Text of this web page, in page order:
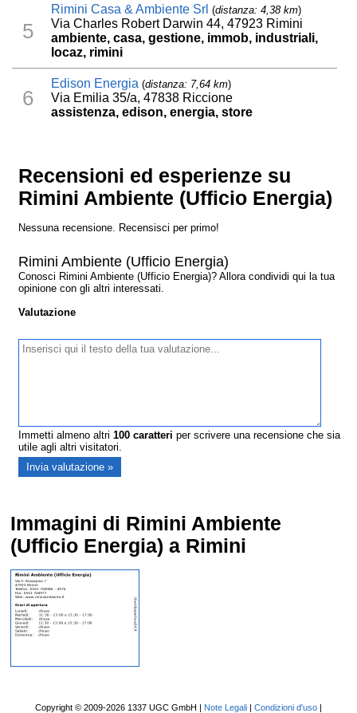
5
Rimini Casa & Ambiente Srl (distanza: 4,38 km)
Via Charles Robert Darwin 44, 47923 Rimini
ambiente, casa, gestione, immob, industriali,
locaz, rimini
6
Edison Energia (distanza: 7,64 km)
Via Emilia 35/a, 47838 Riccione
assistenza, edison, energia, store
Recensioni ed esperienze su
Rimini Ambiente (Ufficio Energia)
Nessuna recensione. Recensisci per primo!
Rimini Ambiente (Ufficio Energia)
Conosci Rimini Ambiente (Ufficio Energia)? Allora condividi qui la tua
opinione con gli altri interessati.
Valutazione
Immetti almeno altri100 caratteri per scrivere una recensione che sia
utile agli altri visitatori.
Immagini di Rimini Ambiente
(Ufficio Energia) a Rimini
Copyright © 2009-2026 1337 UGC GmbH | Note Legali| Condizioni d'uso|